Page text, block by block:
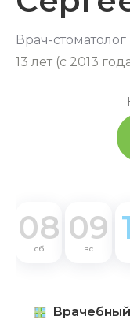
Врач-стоматолог
13 лет (с 2013
08
сб
09
вс
Врачебный